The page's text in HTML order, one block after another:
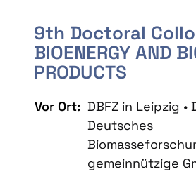
9th Doctoral
BIOENERGY AND
PRODUCTS
Vor Ort: DBFZ in Leipzig •
Deutsches
gemeinnützige